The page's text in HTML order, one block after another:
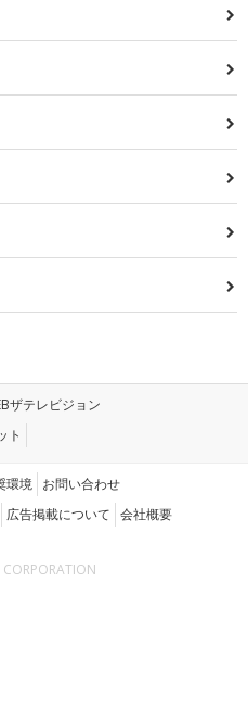
ザテレビジョン
ト
環境 お問い合わせ
広告掲載について 会社概要